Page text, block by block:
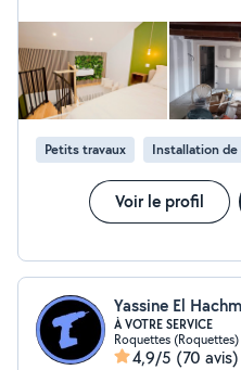
Petits travaux Installation
Voir le profil
Yassine El
À VOTRE SERVICE
Roquettes (Roquettes)
4,9/5 (70 avis)